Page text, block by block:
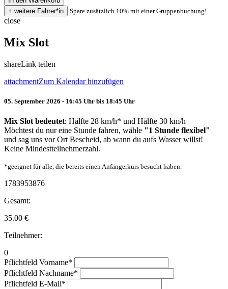
Spare zusätzlich 10% mit einer Gruppenbuchung!
close
Mix Slot
shareLink teilen
attachmentZum Kalendar hinzufügen
05. September 2026 - 16:45 Uhr bis 18:45 Uhr
Mix Slot bedeutet: Hälfte 28 km/h* und Hälfte 30 km/h
Möchtest du nur eine Stunde fahren, wähle "1 Stunde flexibel"
und sag uns vor Ort Bescheid, ab wann du aufs Wasser willst!
Keine Mindestteilnehmerzahl.
*geeignet für alle, die bereits einen Anfängerkurs besucht haben.
1783953876
Gesamt:
35.00 €
Teilnehmer:
0
Pflichtfeld Vorname*
Pflichtfeld Nachname*
Pflichtfeld E-Mail*